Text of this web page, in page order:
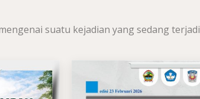
suatu kejadian yang sedang terjadi